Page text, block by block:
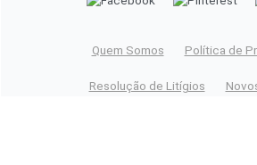
Quem Somos Política de
Resolução de Litígios